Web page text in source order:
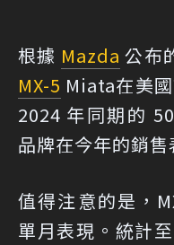
根據 Mazda 公布
MX-5 Miata在美
2024 年同期的
品牌在今年的銷售
值得注意的是，
單月表現。統計